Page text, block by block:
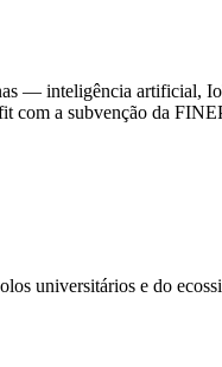
— inteligência artificial,
com a subvenção da
universitários e do